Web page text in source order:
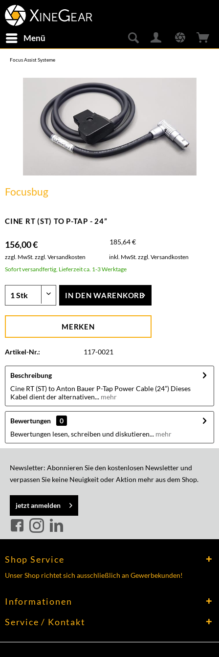
Menü
Focus Assist Systeme
Focusbug
CINE RT (ST) TO P-TAP - 24”
156,00 € 185,64 €
zzgl. MwSt. zzgl. Versandkosten inkl. MwSt. zzgl. Versandkosten
Sofort versandfertig, Lieferzeit ca. 1-3 Werktage
IN DEN WARENKORB
MERKEN
Artikel-Nr.: 117-0021
Beschreibung
Cine RT (ST) to Anton Bauer P-Tap Power Cable (24”) Dieses
Kabel dient der alternativen... mehr
Bewertungen
0
Bewertungen lesen, schreiben und diskutieren... mehr
Newsletter: Abonnieren Sie den kostenlosen Newsletter und
verpassen Sie keine Neuigkeit oder Aktion mehr aus dem Shop.
jetzt anmelden
Shop Service
Unser Shop richtet sich ausschließlich an Gewerbekunden!
Informationen
Service / Kontakt